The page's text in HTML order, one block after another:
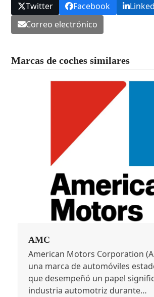
Twitter Facebook
Correo electrónico
Marcas de coches similares
AMC
American Motors Corporation
una marca de automóviles
que desempeñó un papel
industria automotriz durante…